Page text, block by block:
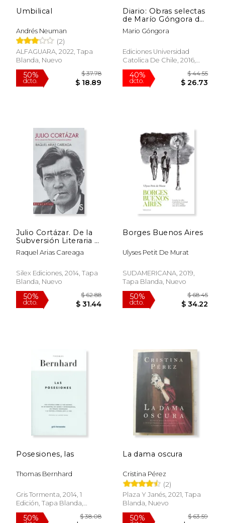
50%
dcto.
50%
dcto.
Umbilical
Andrés Neuman
(2)
ALFAGUARA, 2022, Tapa
Blanda, Nuevo
$ 18.89
Diario: Obras selectas
de Marío Góngora del
Campo
Mario Góngora
Ediciones Universidad
Catolica De Chile, 2016,
Tapa Blanda, Nuevo
40%
dcto.
Julio Cortázar. De la
Subversión Literaria al
Compromiso Político
(Biografías)
Raquel Arias Careaga
Silex Ediciones, 2014, Tapa
Blanda, Nuevo
Borges Buenos Aires
Ulyses Petit De Murat
SUDAMERICANA, 2019,
Tapa Blanda, Nuevo
Posesiones, las
Thomas Bernhard
Gris Tormenta, 2014, 1
Edición, Tapa Blanda,
Nuevo
La dama oscura
Cristina Pérez
(2)
Plaza Y Janés, 2021, Tapa
Blanda, Nuevo